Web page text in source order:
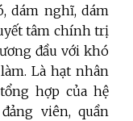
dám nghĩ, dám
tâm chính trị
đầu với khó
Là hạt nhân
hợp của hệ
viên, quần